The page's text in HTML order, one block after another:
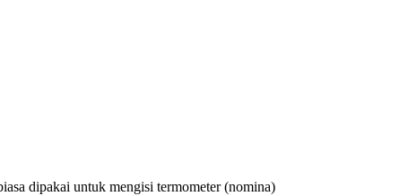
dipakai untuk mengisi termometer (nomina)